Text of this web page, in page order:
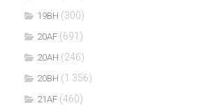
19BH (300)
20AF (691)
20AH (246)
20BH (1.356)
21AF (460)